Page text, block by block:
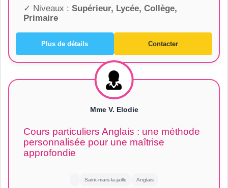
✓ Niveaux : Supérieur, Lycée, Collège,
Primaire
Plus de détails Contacter
Mme V. Elodie
Cours particuliers Anglais : une méthode
personnalisée pour une maîtrise
approfondie
Saint-mars-la-jaille Anglais